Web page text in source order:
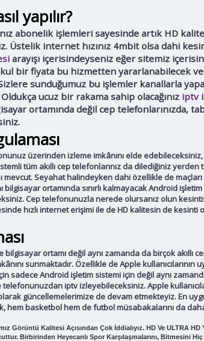
yapılır?
abonelik işlemleri sayesinde artık HD
Üstelik internet hızınız 4mbit olsa dahi
arayışı içerisindeyseniz eğer sitemiz
bir fiyata bu hizmetten yararlanabilecek
sunduğumuz bu işlemler kanallarla
ucuz bir rakama sahip olacağınız iptv
ortamında değil cep telefonlarınızda,
üzerinden izleme imkânını elde
tüm akıllı cep telefonlarınız da dilediğiniz
mevcut. Seyahat halindeyken dahi özellikle de
bilgisayar ortamında sınırlı kalmayacak Android
Cep telefonunuzla nerede olursanız olun
hızlı internet erişimi ile de HD kalitesin de kesinti
bilgisayar ortamı değil aynı zamanda da birçok akıllı
sunmaktadır. Özellikle de Apple kullanıcılarının
sadece Android işletim sistemi için değil aynı
iptv izleyebileceksiniz. Apple
güncellemelerimize de devam etmekteyiz. En
hem basketbol hem de futbol müsabakalarını da
Görüntü Kalitesi Açısından Çok İddialıyız. HD Ve ULTRA
Birbirinden Heyecanlı Spor Karşılaşmalarını, Bitmesini